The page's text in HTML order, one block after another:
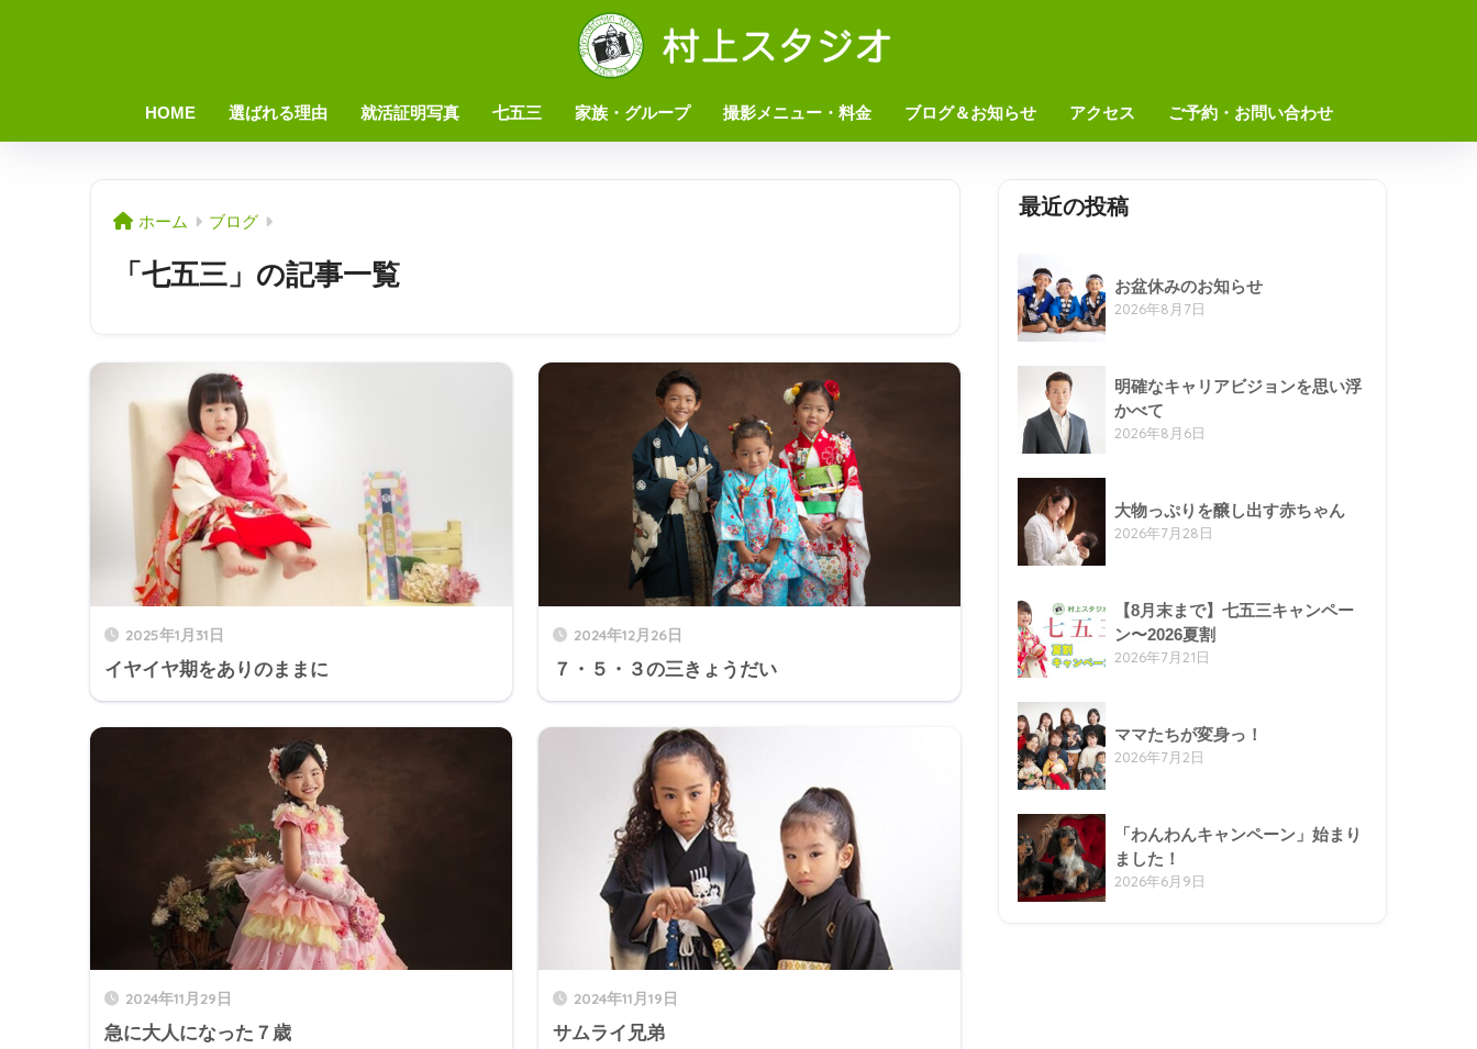
HOME 選ばれる理由 就活証明写真 七五三 家族・グループ 撮影メニュー・料金 ブログ＆お知らせ アクセス ご予約・お問い合わせ
ホーム ブログ
「七五三」の記事一覧
2025年1月31日
イヤイヤ期をありのままに
2024年12月26日
７・５・３の三きょうだい
2024年11月29日
急に大人になった７歳
2024年11月19日
サムライ兄弟
最近の投稿
お盆休みのお知らせ
2026年8月7日
明確なキャリアビジョンを思い浮
かべて
2026年8月6日
大物っぷりを醸し出す赤ちゃん
2026年7月28日
【8月末まで】七五三キャンペー
ン〜2026夏割
2026年7月21日
ママたちが変身っ！
2026年7月2日
「わんわんキャンペーン」始まり
ました！
2026年6月9日